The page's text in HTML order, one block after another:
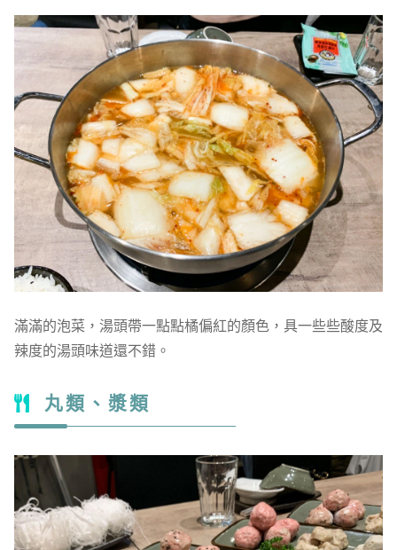
滿滿的泡菜，湯頭帶一點點橘偏紅的顏色，具一些些酸度及
辣度的湯頭味道還不錯。
丸類、漿類